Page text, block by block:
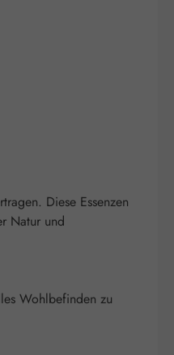
Diese Essenzen
Natur und
Wohlbefinden zu